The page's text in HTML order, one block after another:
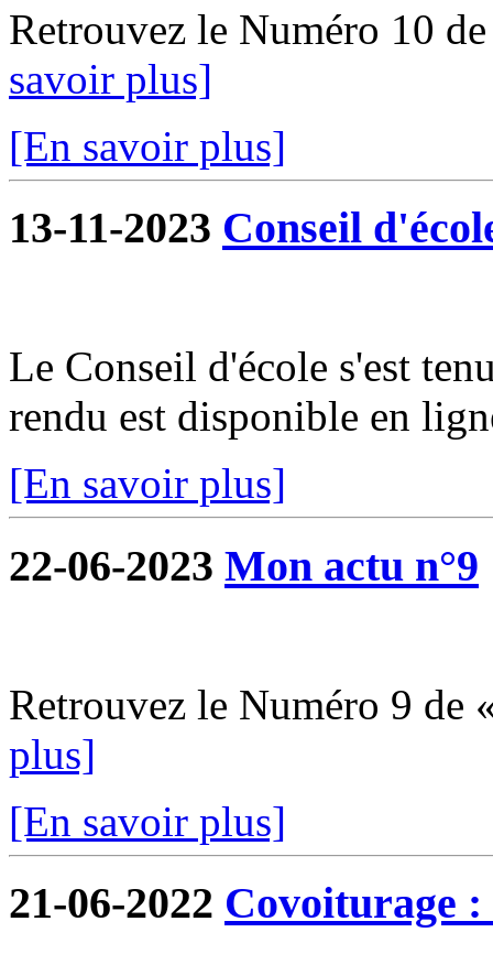
Retrouvez le Numéro 10
savoir plus]
[En savoir plus]
13-11-2023 Conseil
Le Conseil d'école s'est
rendu est disponible en
[En savoir plus]
22-06-2023 Mon actu n°9
Retrouvez le Numéro 9 de
plus]
[En savoir plus]
21-06-2022 Covoiturage